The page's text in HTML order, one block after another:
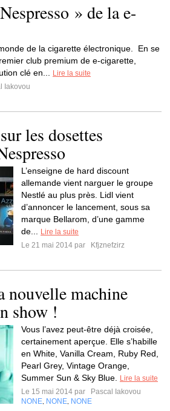
» de la e-
de la cigarette électronique. En se
club premium de e-cigarette,
clé en...
Lire la suite
Iakovou
les dosettes
L’enseigne de hard discount
allemande vient narguer le groupe
Nestlé au plus près. Lidl vient
d’annoncer le lancement, sous sa
marque Bellarom, d’une gamme
de...
Lire la suite
Le 21 mai 2014 par
Kfjznefzirz
nouvelle machine
show !
Vous l’avez peut-être déjà croisée,
certainement aperçue. Elle s’habille
en White, Vanilla Cream, Ruby Red,
Pearl Grey, Vintage Orange,
Summer Sun & Sky Blue.
Lire la suite
Le 15 mai 2014 par
Pascal Iakovou
NONE NONE NONE